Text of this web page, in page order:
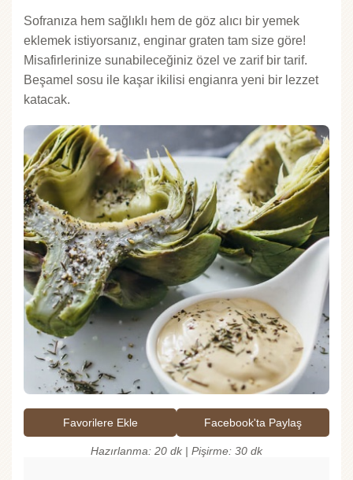
Sofranıza hem sağlıklı hem de göz alıcı bir yemek
eklemek istiyorsanız, enginar graten tam size göre!
Misafirlerinize sunabileceğiniz özel ve zarif bir tarif.
Beşamel sosu ile kaşar ikilisi engianra yeni bir lezzet
katacak.
Favorilere Ekle Facebook'ta Paylaş
Hazırlanma: 20 dk | Pişirme: 30 dk